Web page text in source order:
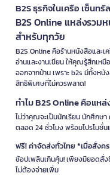
B2S ธุรกิจในเครือ เซ็นท
B2S Online แหล่งรวม
สำหรับทุกวัย
B2S Online คือร้านหนังสือและ
อ่านและงานเขียน ให้คุณรู้สึกเห
ออกจากบ้าน เพราะ b2s มีทั้งห
สิทธิพิเศษที่ไม่ควรพลาด!
ทำไม B2S Online คือแ
ไม่ว่าคุณจะเป็นนักเรียน นักศึกษ
ตลอด 24 ชั่วโมง พร้อมโปรโมชั่
ฟรี! ค่าจัดส่งทั่วไทย *เมื่อสั่ง
ช้อปเพลินเกินคุ้ม! เพียงมียอดสั่
ไม่ต้องจ่ายเพิ่ม